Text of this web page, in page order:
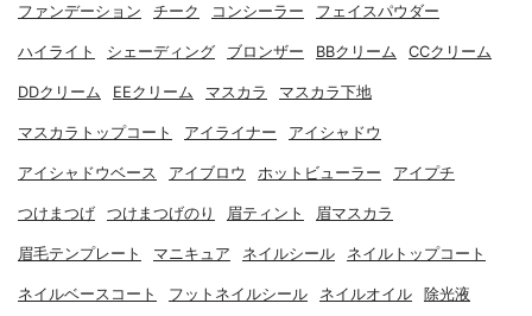
ファンデーション チーク コンシーラー フェイスパウダー
ハイライト シェーディング ブロンザー BBクリーム CCクリーム
DDクリーム EEクリーム マスカラ マスカラ下地
マスカラトップコート アイライナー アイシャドウ
アイシャドウベース アイブロウ ホットビューラー アイプチ
つけまつげ つけまつげのり 眉ティント 眉マスカラ
眉毛テンプレート マニキュア ネイルシール ネイルトップコート
ネイルベースコート フットネイルシール ネイルオイル 除光液